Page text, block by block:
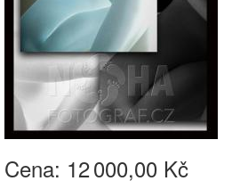
Cena: 12000,00 Kč